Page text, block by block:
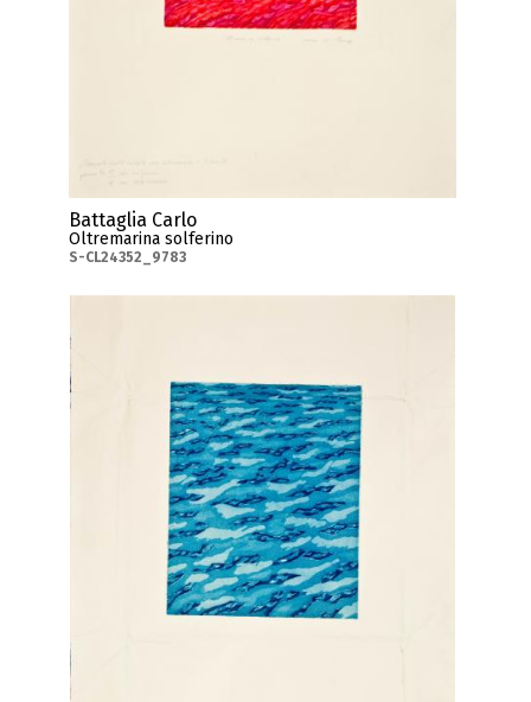
Battaglia Carlo
Oltremarina solferino
S-CL24352_9783